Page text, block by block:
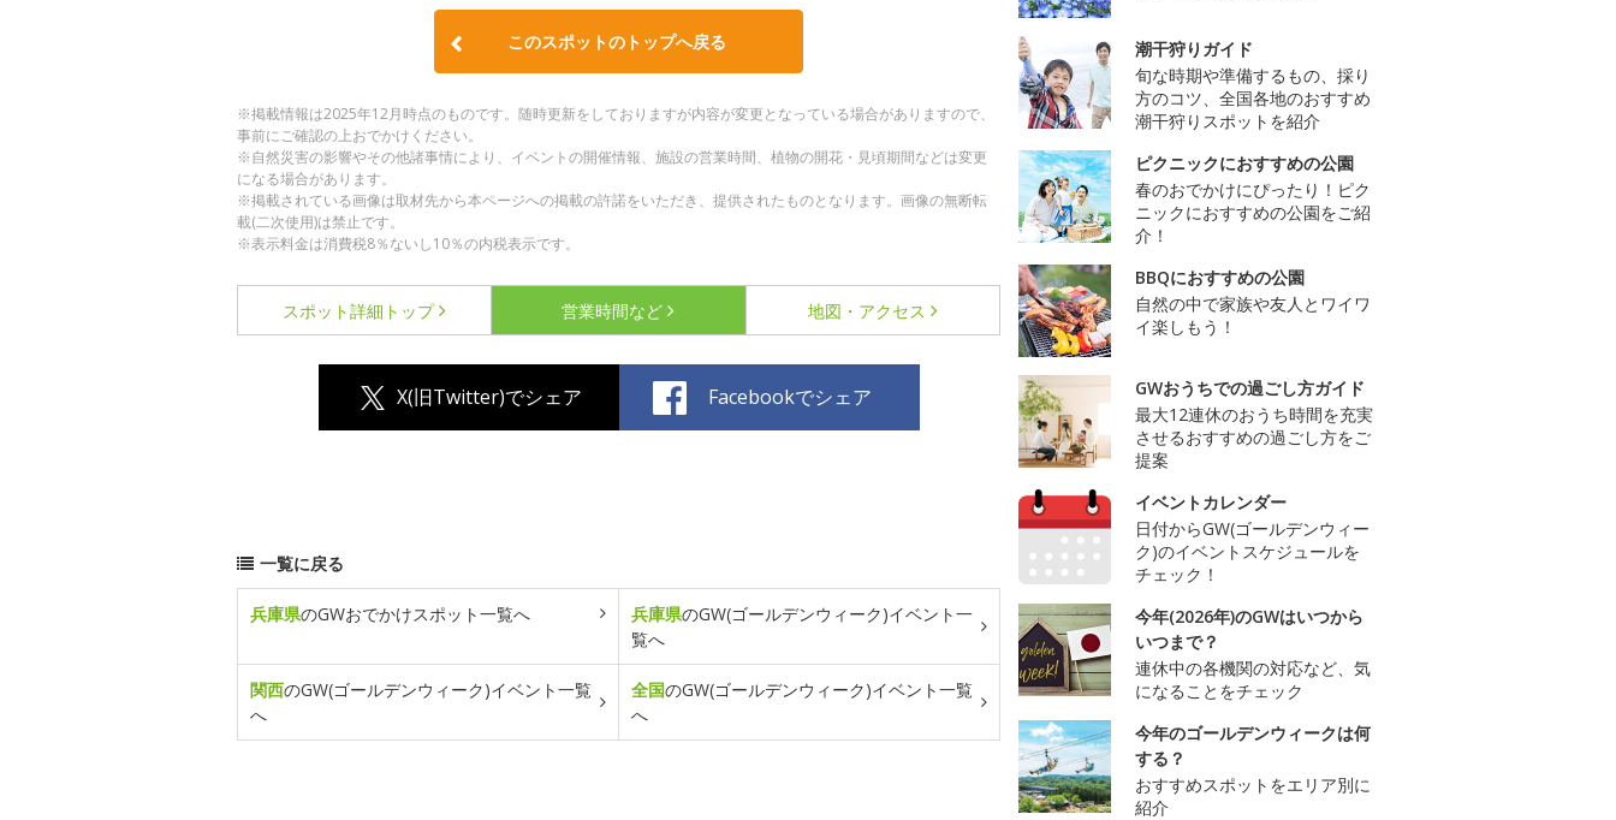
このスポットのトップへ戻る
※掲載情報は2025年12月時点のものです。随時更新をしておりますが内容が変更となっている場合がありますので、
事前にご確認の上おでかけください。
※自然災害の影響やその他諸事情により、イベントの開催情報、施設の営業時間、植物の開花・見頃期間などは変更
になる場合があります。
※掲載されている画像は取材先から本ページへの掲載の許諾をいただき、提供されたものとなります。画像の無断転
載(二次使用)は禁止です。
※表示料金は消費税8％ないし10％の内税表示です。
スポット詳細 トップ 営業時間など 地図・アクセス
X(旧Twitter)でシェア Facebookでシェア
一覧に戻る
兵庫県のGWおでかけスポット一覧へ 兵庫県のGW(ゴールデンウィーク)イベント一
覧へ
関西のGW(ゴールデンウィーク)イベント一覧
へ
全国のGW(ゴールデンウィーク)イベント一覧
へ
潮干狩りガイド
旬な時期や準備するもの、採り
方のコツ、全国各地のおすすめ
潮干狩りスポットを紹介
ピクニックにおすすめの公園
春のおでかけにぴったり！ピク
ニックにおすすめの公園をご紹
介！
BBQにおすすめの公園
自然の中で家族や友人とワイワ
イ楽しもう！
GWおうちでの過ごし方ガイド
最大12連休のおうち時間を充実
させるおすすめの過ごし方をご
提案
イベントカレンダー
日付からGW(ゴールデンウィー
ク)のイベントスケジュールを
チェック！
今年(2026年)のGWはいつから
いつまで？
連休中の各機関の対応など、気
になることをチェック
今年のゴールデンウィークは何
する？
おすすめスポットをエリア別に
紹介